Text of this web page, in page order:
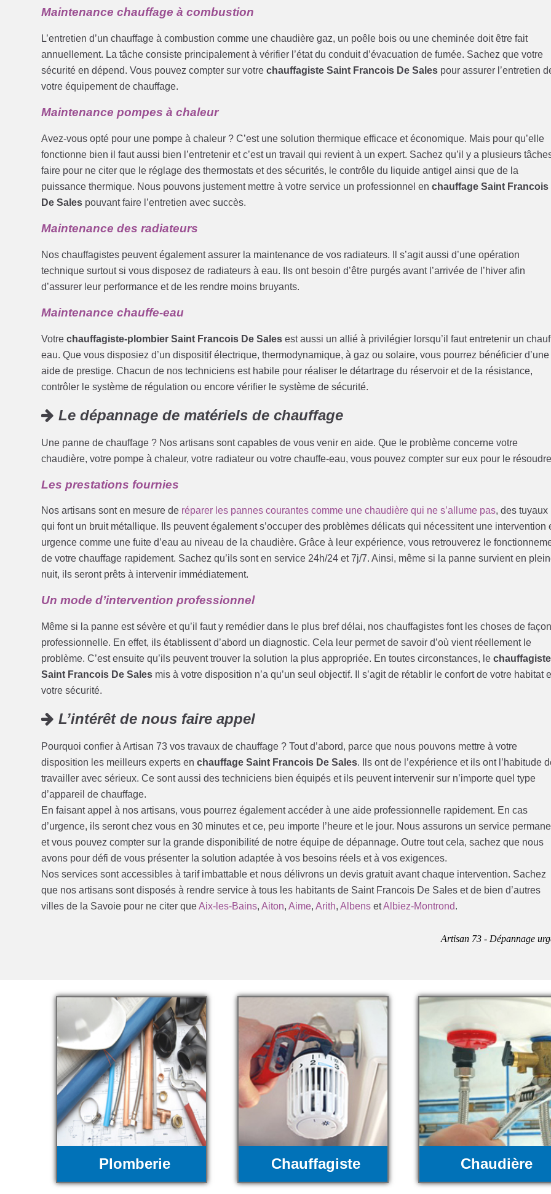
Maintenance chauffage à combustion
L’entretien d’un chauffage à combustion comme une chaudière gaz, un poêle bois ou une cheminée doit être fait
annuellement. La tâche consiste principalement à vérifier l’état du conduit d’évacuation de fumée. Sachez que votre
sécurité en dépend. Vous pouvez compter sur votrechauffagiste Saint Francois De Sales pour assurer l’entretien
votre équipement de chauffage.
Maintenance pompes à chaleur
Avez-vous opté pour une pompe à chaleur ? C’est une solution thermique efficace et économique. Mais pour qu’elle
fonctionne bien il faut aussi bien l’entretenir et c’est un travail qui revient à un expert. Sachez qu’il y a plusieurs
faire pour ne citer que le réglage des thermostats et des sécurités, le contrôle du liquide antigel ainsi que de la
puissance thermique. Nous pouvons justement mettre à votre service un professionnel enchauffage Saint Francois
De Sales pouvant faire l’entretien avec succès.
Maintenance des radiateurs
Nos chauffagistes peuvent également assurer la maintenance de vos radiateurs. Il s’agit aussi d’une opération
technique surtout si vous disposez de radiateurs à eau. Ils ont besoin d’être purgés avant l’arrivée de l’hiver afin
d’assurer leur performance et de les rendre moins bruyants.
Maintenance chauffe-eau
Votrechauffagiste-plombier Saint Francois De Sales est aussi un allié à privilégier lorsqu’il faut entretenir un
eau. Que vous disposiez d’un dispositif électrique, thermodynamique, à gaz ou solaire, vous pourrez bénéficier d’une
aide de prestige. Chacun de nos techniciens est habile pour réaliser le détartrage du réservoir et de la résistance,
contrôler le système de régulation ou encore vérifier le système de sécurité.
Le dépannage de matériels de chauffage
Une panne de chauffage ? Nos artisans sont capables de vous venir en aide. Que le problème concerne votre
chaudière, votre pompe à chaleur, votre radiateur ou votre chauffe-eau, vous pouvez compter sur eux pour le
Les prestations fournies
Nos artisans sont en mesure de réparer les pannes courantes comme une chaudière qui ne s’allume pas, des tuyaux
qui font un bruit métallique. Ils peuvent également s’occuper des problèmes délicats qui nécessitent une intervention
urgence comme une fuite d’eau au niveau de la chaudière. Grâce à leur expérience, vous retrouverez le
de votre chauffage rapidement. Sachez qu’ils sont en service 24h/24 et 7j/7. Ainsi, même si la panne survient en
nuit, ils seront prêts à intervenir immédiatement.
Un mode d’intervention professionnel
Même si la panne est sévère et qu’il faut y remédier dans le plus bref délai, nos chauffagistes font les choses de façon
professionnelle. En effet, ils établissent d’abord un diagnostic. Cela leur permet de savoir d’où vient réellement le
problème. C’est ensuite qu’ils peuvent trouver la solution la plus appropriée. En toutes circonstances, lechauffagiste
Saint Francois De Sales mis à votre disposition n’a qu’un seul objectif. Il s’agit de rétablir le confort de votre habitat
votre sécurité.
L’intérêt de nous faire appel
Pourquoi confier à Artisan 73 vos travaux de chauffage ? Tout d’abord, parce que nous pouvons mettre à votre
disposition les meilleurs experts enchauffage Saint Francois De Sales. Ils ont de l’expérience et ils ont l’habitude
travailler avec sérieux. Ce sont aussi des techniciens bien équipés et ils peuvent intervenir sur n’importe quel type
d’appareil de chauffage.
En faisant appel à nos artisans, vous pourrez également accéder à une aide professionnelle rapidement. En cas
d’urgence, ils seront chez vous en 30 minutes et ce, peu importe l’heure et le jour. Nous assurons un service
et vous pouvez compter sur la grande disponibilité de notre équipe de dépannage. Outre tout cela, sachez que nous
avons pour défi de vous présenter la solution adaptée à vos besoins réels et à vos exigences.
Nos services sont accessibles à tarif imbattable et nous délivrons un devis gratuit avant chaque intervention. Sachez
que nos artisans sont disposés à rendre service à tous les habitants de Saint Francois De Sales et de bien d’autres
villes de la Savoie pour ne citer queAix-les-Bains,Aiton,Aime,Arith,Albens etAlbiez-Montrond.
Artisan 73 - Dépannage
Plomberie Chauffagiste Chaudière